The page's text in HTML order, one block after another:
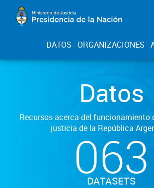
DATOS ORGANIZACIONES
Datos
Recursos acerca del funcionamiento
justicia de la República
063
DATASETS